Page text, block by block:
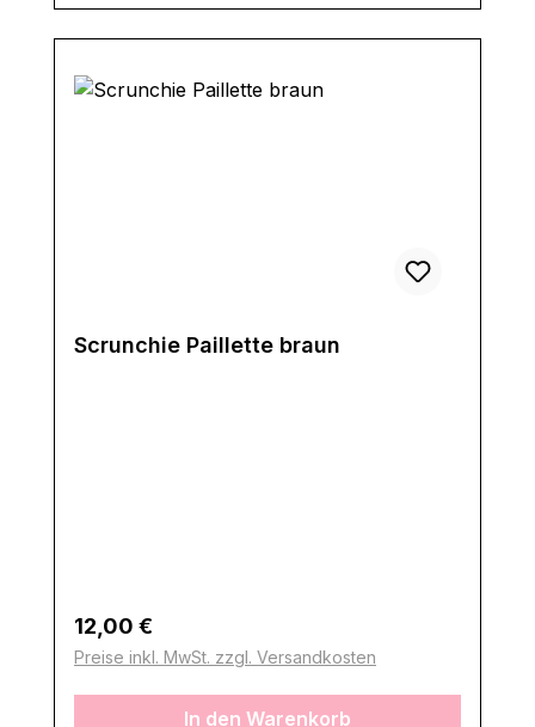
Scrunchie Paillette braun
Regulärer Preis:
12,00 €
Preise inkl. MwSt. zzgl. Versandkosten
In den Warenkorb